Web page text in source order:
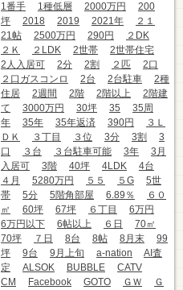
1番手
1種低層 2000万円
200
坪
2018 2019 2021年
２１
21帖
2500万円 290円
２DK
２Ｋ
２LDK 2世帯
2世帯住宅
2人入居可
2分 2割 ２匹
2口
２口ガスコンロ
2台 2台駐車
2種
住居
2週間 2階 2階以上
2階建
て
3000万円 30坪 35
35周
年
35年 35年返済 390円
３Ｌ
ＤＫ
３丁目 ３位 3分 3割
3
口
３台 ３台駐車可能 3年
3月
入居可
3階 40坪 4LDK
4台
４月
5280万円 ５５ ５G
5世
帯
5分 5階角部屋 6.89％
６０
㎡
60坪 67坪 ６丁目
6万円
6万円以下
6帖以上 ６日
70㎡
70坪
７日 8台 8帖 8月末
99
坪
9台 9月上旬 a-nation
AI査
定
ALSOK BUBBLE
CATV
CM
Facebook GOTO ＧＷ
Ｇ